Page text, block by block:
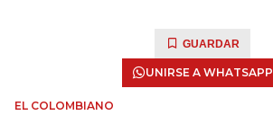
GUARDAR
UNIRSE A WHATSAPP
EL COLOMBIANO